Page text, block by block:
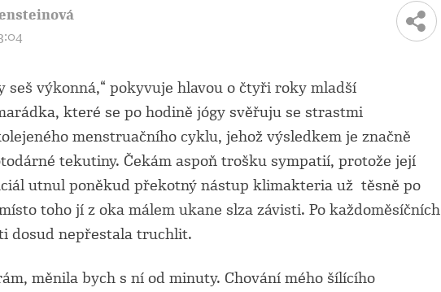
seš výkonná,“ pokyvuje hlavou o čtyři roky mladší
které se po hodině jógy svěřuju se strastmi
menstruačního cyklu, jehož výsledkem je značně
tekutiny. Čekám aspoň trošku sympatií, protože její
utnul poněkud překotný nástup klimakteria už těsně po
toho jí z oka málem ukane slza závisti. Po každoměsíčních
dosud nepřestala truchlit.
měnila bych s ní od minuty. Chování mého šílícího